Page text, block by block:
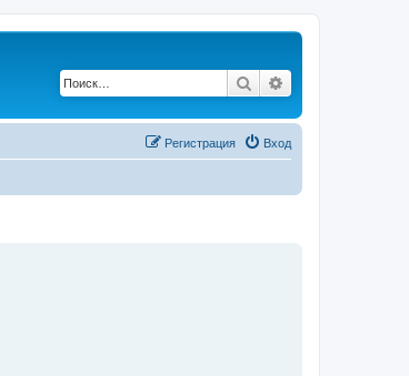
Поиск
Вход
Регистрация